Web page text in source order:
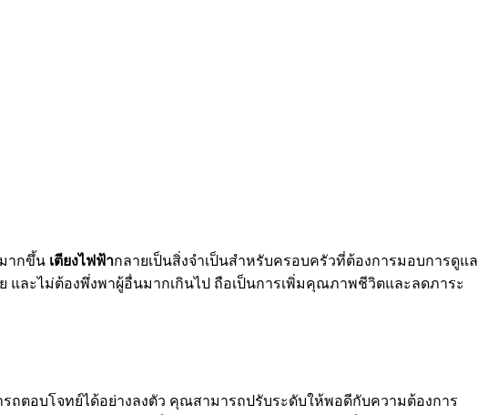
ากขึ้น เตียงไฟฟ้ากลายเป็นสิ่งจำเป็นสำหรับครอบครัวที่ต้องการมอบการดูแล
ละไม่ต้องพึ่งพาผู้อื่นมากเกินไป ถือเป็นการเพิ่มคุณภาพชีวิตและลดภาระ
ตอบโจทย์ได้อย่างลงตัว คุณสามารถปรับระดับให้พอดีกับความต้องการ